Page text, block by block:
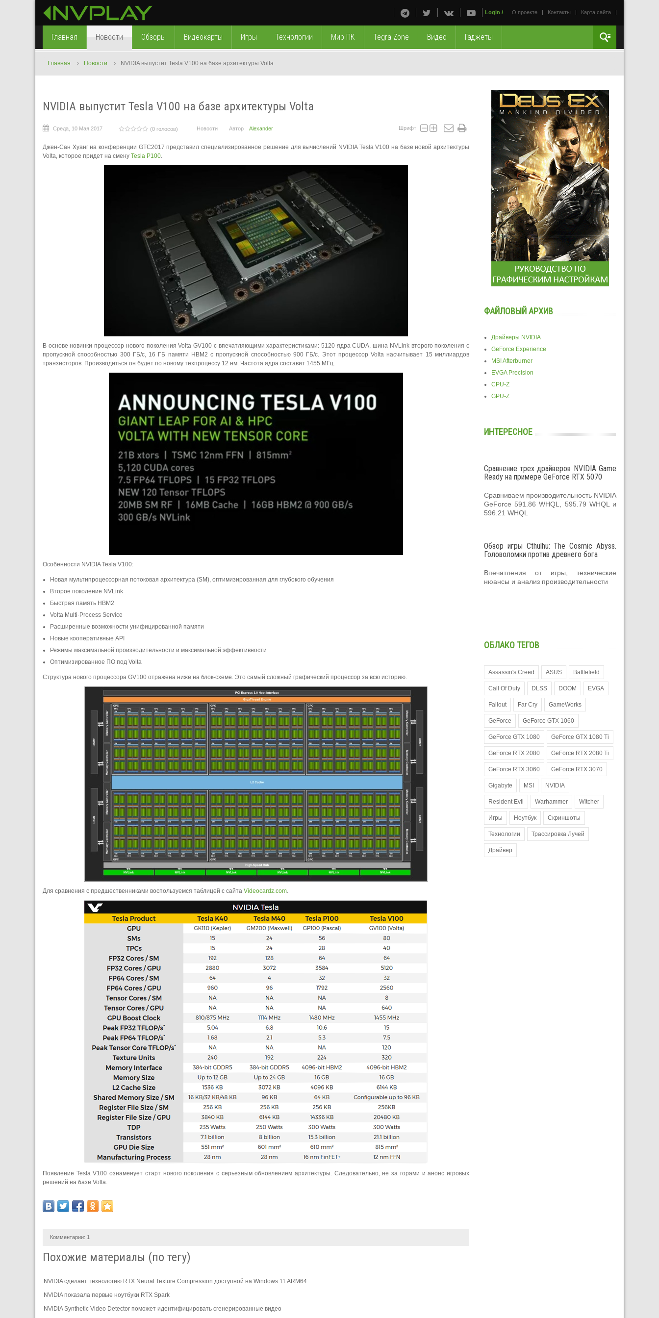
О проекте Контакты Карта сайта
Login /
Главная Новости Обзоры Видеокарты Игры Технологии Мир ПК Tegra Zone Видео Гаджеты
Главная Новости NVIDIA выпустит Tesla V100 на базе архитектуры Volta
NVIDIA выпустит Tesla V100 на базе архитектуры Volta
Среда, 10 Мая 2017 (0 голосов) Новости Автор Alexander Шрифт
Джен-Сан Хуанг на конференции GTC2017 представил специализированное решение для вычислений NVIDIA Tesla V100 на базе новой архитектуры
Volta, которое придет на смену Tesla P100.
В основе новинки процессор нового поколения Volta GV100 с впечатляющими характеристиками: 5120 ядра CUDA, шина NVLink второго поколения с
пропускной способностью 300 ГБ/с, 16 ГБ памяти HBM2 с пропускной способностью 900 ГБ/с. Этот процессор Volta насчитывает 15 миллиардов
транзисторов. Производиться он будет по новому техпроцессу 12 нм. Частота ядра составит 1455 МГц.
Особенности NVIDIA Tesla V100:
Новая мультипроцессорная потоковая архитектура (SM), оптимизированная для глубокого обучения
Второе поколение NVLink
Быстрая память HBM2
Volta Multi-Process Service
Расширенные возможности унифицированной памяти
Новые кооперативные API
Режимы максимальной производительности и максимальной эффективности
Оптимизированное ПО под Volta
Структура нового процессора GV100 отражена ниже на блок-схеме. Это самый сложный графический процессор за всю историю.
Для сравнения с предшественниками воспользуемся таблицей с сайта Videocardz.com.
Появление Tesla V100 ознаменует старт нового поколения с серьезным обновлением архитектуры. Следовательно, не за горами и анонс игровых
решений на базе Volta.
Комментарии: 1
Похожие материалы (по тегу)
NVIDIA сделает технологию RTX Neural Texture Compression доступной на Windows 11 ARM64
NVIDIA показала первые ноутбуки RTX Spark
NVIDIA Synthetic Video Detector поможет идентифицировать сгенерированные видео
ФАЙЛОВЫЙ АРХИВ
Драйверы NVIDIA
GeForce Experience
MSI Afterburner
EVGA Precision
CPU-Z
GPU-Z
ИНТЕРЕСНОЕ
Сравнение трех драйверов NVIDIA Game
Ready на примере GeForce RTX 5070
Сравниваем производительность NVIDIA
GeForce 591.86 WHQL, 595.79 WHQL и
596.21 WHQL
Обзор игры Cthulhu: The Cosmic Abyss.
Головоломки против древнего бога
Впечатления от игры, технические
нюансы и анализ производительности
ОБЛАКО ТЕГОВ
Assassin's Creed ASUS Battlefield
Call Of Duty DLSS DOOM EVGA
Fallout Far Cry GameWorks
GeForce GeForce GTX 1060
GeForce GTX 1080 GeForce GTX 1080 Ti
GeForce RTX 2080 GeForce RTX 2080 Ti
GeForce RTX 3060 GeForce RTX 3070
Gigabyte MSI NVIDIA
Resident Evil Warhammer Witcher
Игры Ноутбук Скриншоты
Технологии Трассировка Лучей
Драйвер